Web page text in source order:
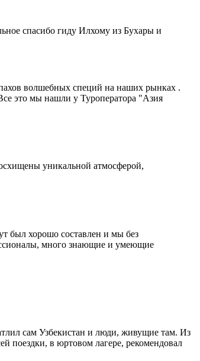
спасибо гиду Илхому из Бухары и
волшебных специй на наших рынках .
это мы нашли у Туроператора "Азия
уникальной атмосферой,
был хорошо составлен и мы без
много знающие и умеющие
сам Узбекистан и люди, живущие там. Из
поездки, в юртовом лагере, рекомендовал